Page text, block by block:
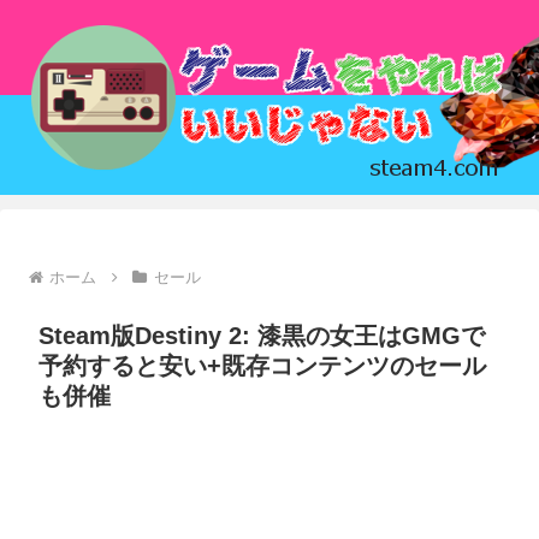
ホーム セール
Steam版Destiny 2: 漆黒の女王はGMGで
予約すると安い+既存コンテンツのセール
も併催